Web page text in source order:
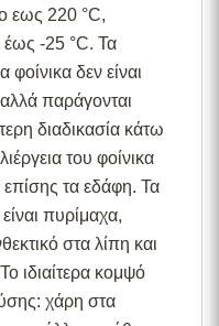
άμεσα διαθέσιμη
2 – 4 εβδομάδες από
σας.
με τις
επικοινωνήστε
ή στο2315 005
εως 220 °C,
-25 °C. Τα
δεν είναι
παράγονται
διαδικασία κάτω
του φοίνικα
επίσης τα εδάφη. Τα
πυρίμαχα,
στα λίπη και
ιδιαίτερα κομψό
χάρη στα